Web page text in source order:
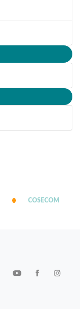
COSECOM